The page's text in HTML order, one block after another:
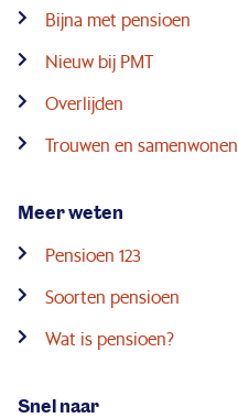
Bijna met pensioen
Nieuw bij PMT
Overlijden
Trouwen en samenwonen
Meer weten
Pensioen 123
Soorten pensioen
Wat is pensioen?
Snel naar